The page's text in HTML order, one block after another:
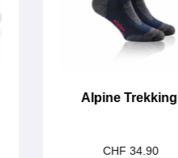
Alpine Trekking |
CHF 34.90